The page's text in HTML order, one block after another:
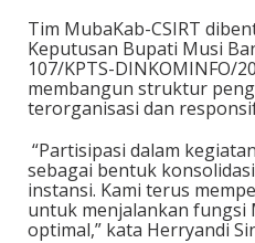
Tim MubaKab-CSIRT
Keputusan Bupati Musi
107/KPTS-DINKOMINFO/
membangun struktur
terorganisasi dan
“Partisipasi dalam
sebagai bentuk
instansi. Kami terus
untuk menjalankan fungsi
optimal,” kata Herryandi